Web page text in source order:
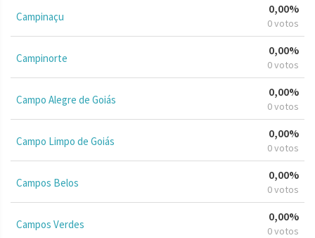
Campinaçu
0,00%
0 votos
Campinorte
0,00%
0 votos
Campo Alegre de Goiás
0,00%
0 votos
Campo Limpo de Goiás
0,00%
0 votos
Campos Belos
0,00%
0 votos
Campos Verdes
0,00%
0 votos